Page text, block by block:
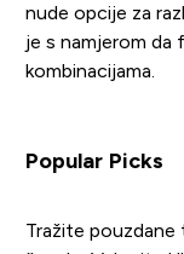
nude opcije za
je s namjerom da
kombinacijama.
Popular Picks
Tražite